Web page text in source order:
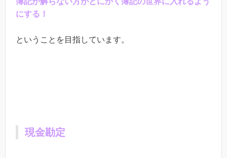
にする！
ということを目指しています。
現金勘定